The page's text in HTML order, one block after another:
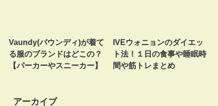
Vaundy(バウンディ)が着て
る服のブランドはどこの？
【パーカーやスニーカー】
IVEウォニョンのダイエッ
ト法！１日の食事や睡眠時
間や筋トレまとめ
アーカイブ